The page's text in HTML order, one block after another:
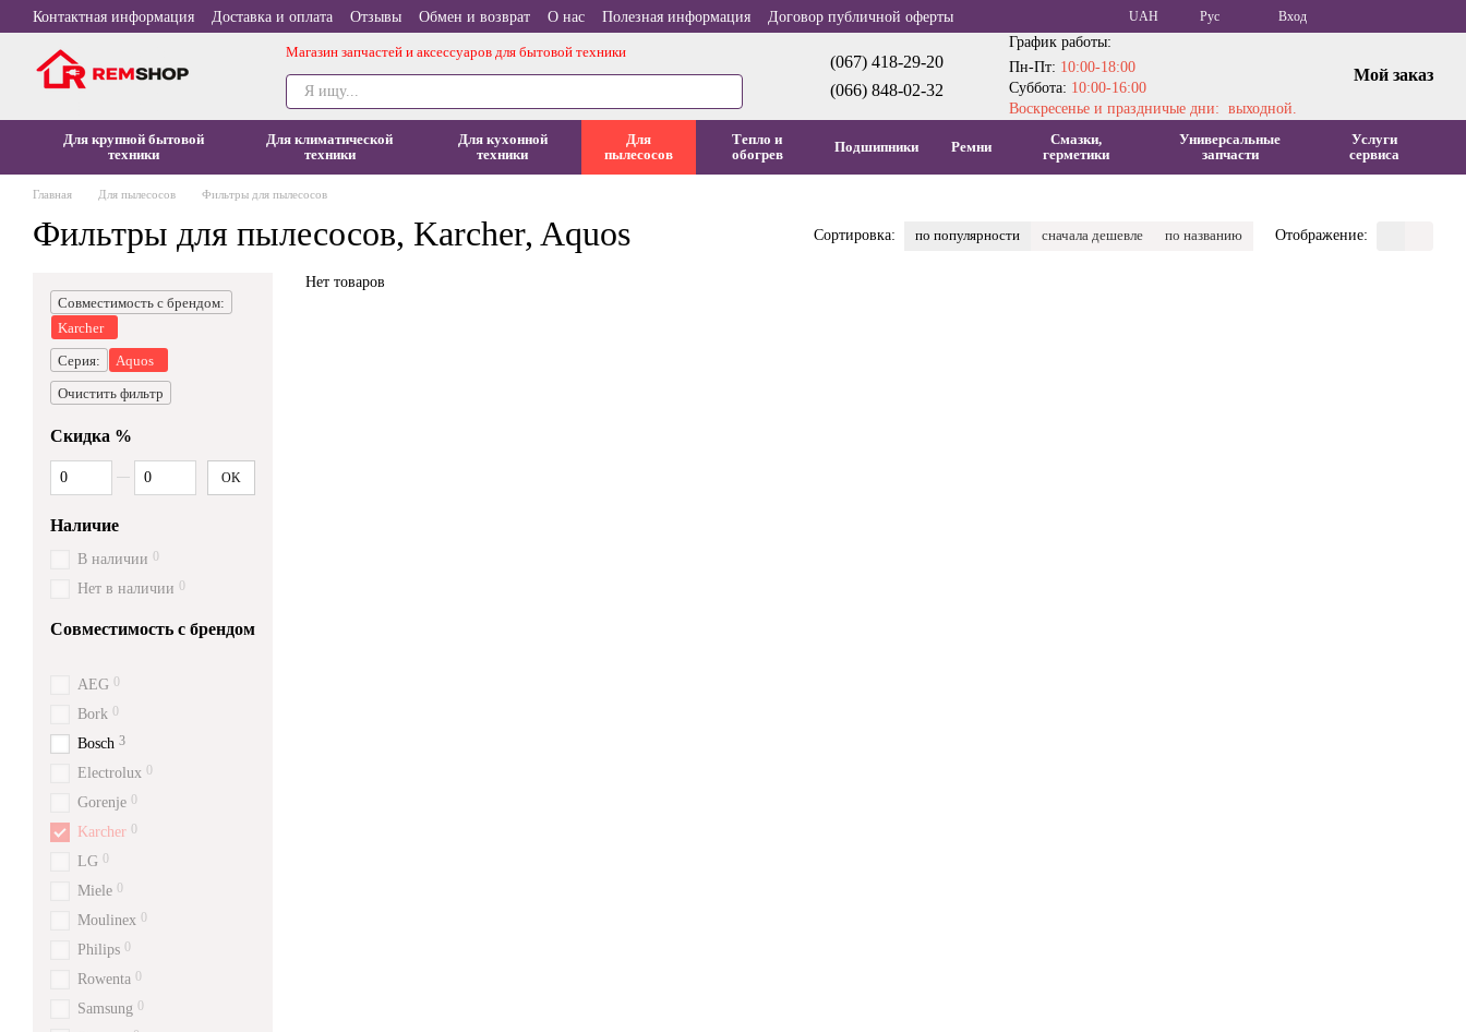
Перейти к основному контенту
Контактная информация Доставка и оплата Отзывы Обмен и возврат О нас Полезная информация Договор публичной оферты UAH Рус Вход
Магазин запчастей и аксессуаров для бытовой техники
(067) 418-29-20
(066) 848-02-32
График работы:
Пн-Пт: 10:00-18:00
Суббота: 10:00-16:00
Воскресенье и праздничые дни: выходной.
Мой заказ
Для крупной бытовой
техники
Для климатической
техники
Для кухонной
техники
Для
пылесосов
Тепло и
обогрев
Подшипники Ремни
Смазки,
герметики
Универсальные
запчасти
Услуги
сервиса
Главная Для пылесосов Фильтры для пылесосов
Фильтры для пылесосов, Karcher, Aquos Сортировка: по популярности сначала дешевле по названию Отображение:
Нет товаров
Совместимость с брендом:
Karcher
Серия:
Aquos
Очистить фильтр
Скидка %
От Скидка %
До Скидка %
OK
Наличие
В наличии 0
Нет в наличии 0
Совместимость с брендом
AEG 0
Bork 0
Bosch 3
Electrolux 0
Gorenje 0
Karcher 0
LG 0
Miele 0
Moulinex 0
Philips 0
Rowenta 0
Samsung 0